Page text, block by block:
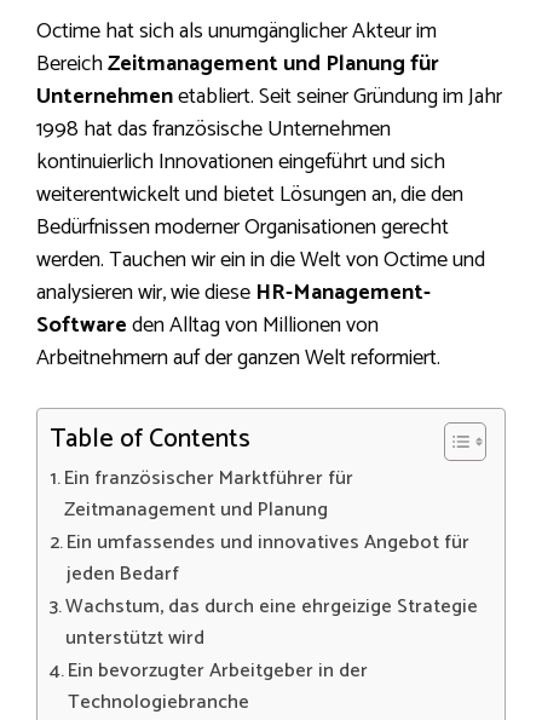
Octime hat sich als unumgänglicher Akteur im
BereichZeitmanagement und Planung für
Unternehmenetabliert. Seit seiner Gründung im Jahr
1998 hat das französische Unternehmen
kontinuierlich Innovationen eingeführt und sich
weiterentwickelt und bietet Lösungen an, die den
Bedürfnissen moderner Organisationen gerecht
werden. Tauchen wir ein in die Welt von Octime und
analysieren wir, wie diese HR-Management-
Softwareden Alltag von Millionen von
Arbeitnehmern auf der ganzen Welt reformiert.
Table of Contents
Ein französischer Marktführer für
Zeitmanagement und Planung
Ein umfassendes und innovatives Angebot für
jeden Bedarf
Wachstum, das durch eine ehrgeizige Strategie
unterstützt wird
Ein bevorzugter Arbeitgeber in der
Technologiebranche